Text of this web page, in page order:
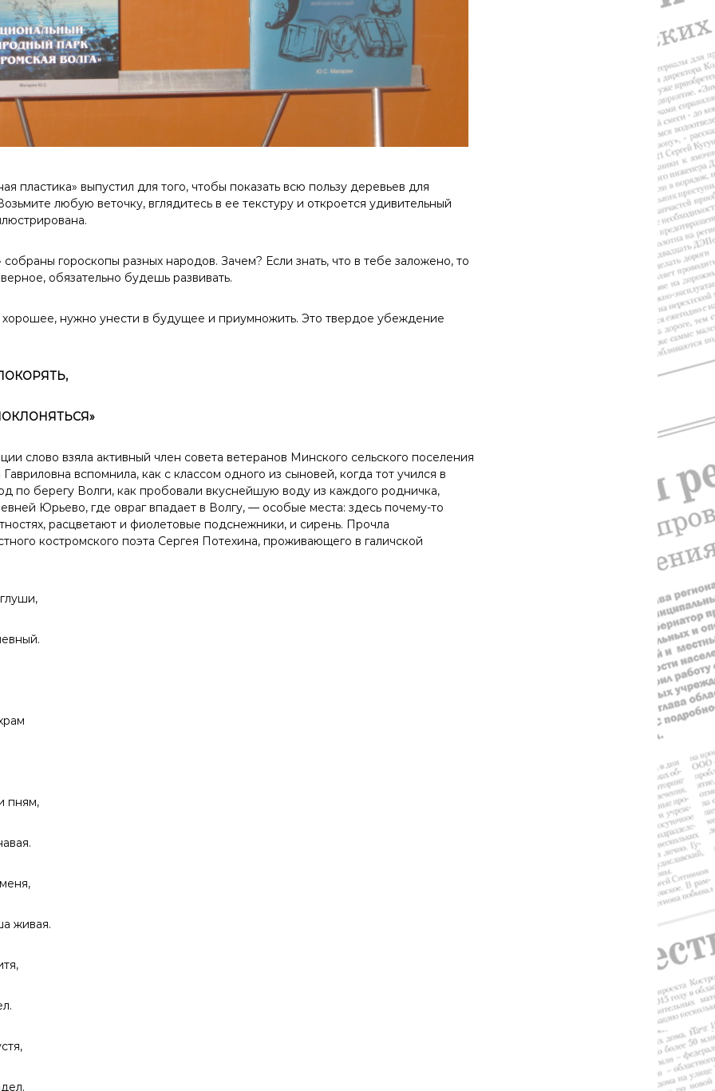
пластика» выпустил для того, чтобы показать всю пользу деревьев для
любую веточку, вглядитесь в ее текстуру и откроется удивительный
собраны гороскопы разных народов. Зачем? Если знать, что в тебе заложено, то
обязательно будешь развивать.
хорошее, нужно унести в будущее и приумножить. Это твердое убеждение
слово взяла активный член совета ветеранов Минского сельского поселения
вспомнила, как с классом одного из сыновей, когда тот учился в
по берегу Волги, как пробовали вкуснейшую воду из каждого родничка,
Юрьево, где овраг впадает в Волгу, — особые места: здесь почему-то
расцветают и фиолетовые подснежники, и сирень. Прочла
костромского поэта Сергея Потехина, проживающего в галичской
пням,
живая.